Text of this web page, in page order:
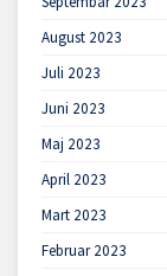
August 2023
Juli 2023
Juni 2023
Maj 2023
April 2023
Mart 2023
Februar 2023